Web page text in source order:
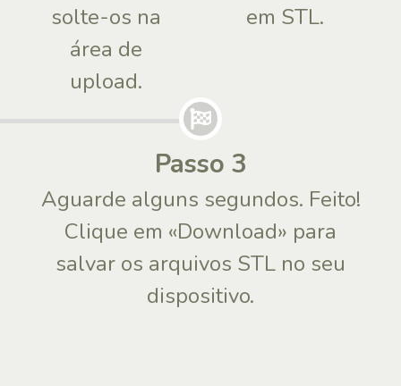
solte-os na
área de
upload.
em STL.
Passo 3
Aguarde alguns segundos. Feito!
Clique em «Download» para
salvar os arquivos STL no seu
dispositivo.